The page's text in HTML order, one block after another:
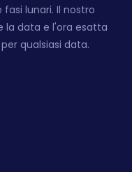
lunari. Il nostro
la data e l'ora esatta
qualsiasi data.